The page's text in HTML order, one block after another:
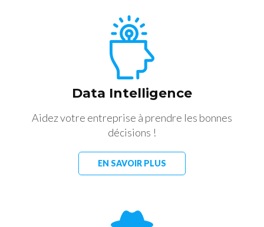
Data Intelligence
Aidez votre entreprise à prendre les bonnes
décisions !
EN SAVOIR PLUS